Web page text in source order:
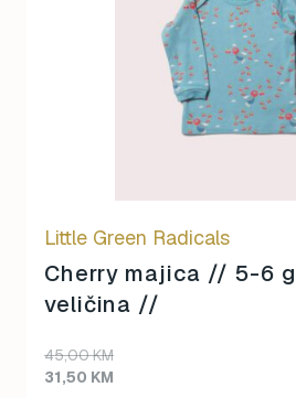
Little Green Radicals
Cherry majica // 5-6
veličina //
45,00KM
Original
price
31,50 KM
Current
price